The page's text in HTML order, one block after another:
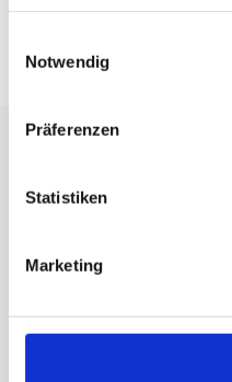
Notwendig
Präferenzen
Statistiken
Marketing
E-Mail:
Golfreisen
hier haben wir ein paar
Semlin